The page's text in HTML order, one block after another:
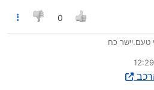
0
טעם.יישר כח